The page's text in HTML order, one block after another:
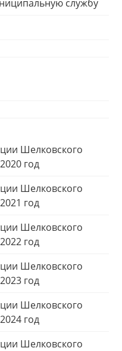
службу
Шелковского
год
Шелковского
год
Шелковского
год
Шелковского
год
Шелковского
год
Шелковского